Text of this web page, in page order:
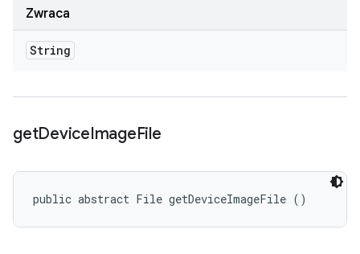
Zwraca
String
getDeviceImageFile
public abstract File getDeviceImageFile ()